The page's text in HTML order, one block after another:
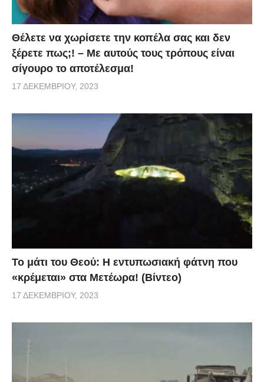
Θέλετε να χωρίσετε την κοπέλα σας και δεν
ξέρετε πως;! – Με αυτούς τους τρόπους είναι
σίγουρο το αποτέλεσμα!
17 ΔΕΚΕΜΒΡΊΟΥ, 2023
Το μάτι του Θεού: Η εντυπωσιακή φάτνη που
«κρέμεται» στα Μετέωρα! (Βίντεο)
17 ΔΕΚΕΜΒΡΊΟΥ, 2023